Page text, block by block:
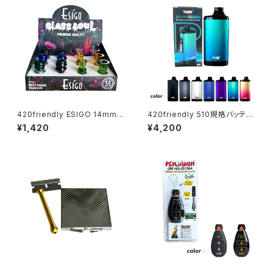
420friendly ESIGO 14mmガ
ラスボウル(火皿) Phoenix As
h Catcher
¥1,420
420friendly 510規格バッテリ
ー Yocan ZIVA PRO|タッチ式
OLED搭載 ステルスバッテリー
¥4,200